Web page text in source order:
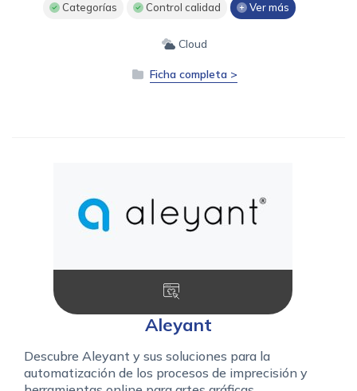
Categorías Control calidad Ver más
Cloud
Ficha completa >
Aleyant
Descubre Aleyant y sus soluciones para la
automatización de los procesos de imprecisión y